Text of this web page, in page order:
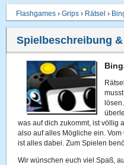
Flashgames ›Grips › Rätsel ›
Spielbeschreibung
was auf dich zukommt, ist völlig
also auf alles Mögliche ein.
ist alles dabei. Zum Spielen
Wir wünschen euch viel Spaß,